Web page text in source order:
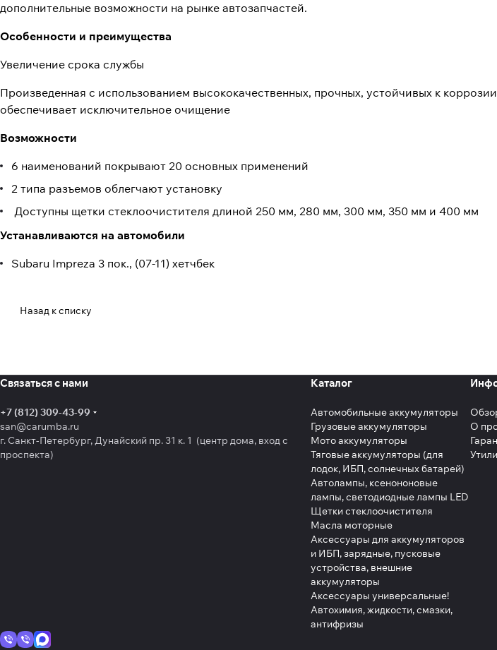
дополнительные возможности на рынке автозапчастей.
Особенности и преимущества
Увеличение срока службы
Произведенная с использованием высококачественных, прочных, устойчивых к
обеспечивает исключительное очищение
Возможности
6 наименований покрывают 20 основных применений
2 типа разъемов облегчают установку
Доступны щетки стеклоочистителя длиной 250 мм, 280 мм, 300 мм, 350 мм и 400 мм
Устанавливаются на автомобили
Subaru Impreza 3 пок., (07-11) хетчбек
Назад к списку
Связаться с нами
+7 (812) 309-43-99
san@carumba.ru
г. Санкт-Петербург, Дунайский пр. 31 к. 1 (центр дома, вход с
проспекта)
Каталог
Автомобильные аккумуляторы
Грузовые аккумуляторы
Мото аккумуляторы
Тяговые аккумуляторы (для
лодок, ИБП, солнечных батарей)
Автолампы, ксенононовые
лампы, светодиодные лампы LED
Щетки стеклоочистителя
Масла моторные
Аксессуары для аккумуляторов
и ИБП, зарядные, пусковые
устройства, внешние
аккумуляторы
Аксессуары универсальные!
Автохимия, жидкости, смазки,
антифризы
О